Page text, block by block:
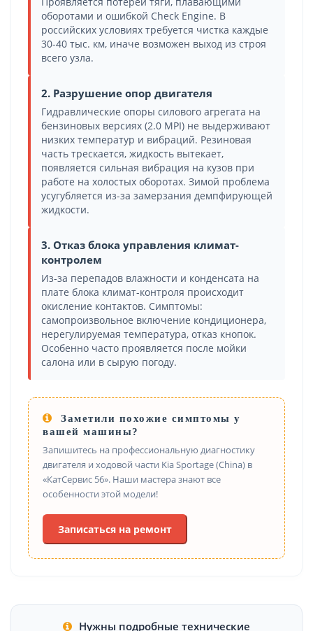
оборотами и ошибкой Check Engine. В
российских условиях требуется чистка каждые
30-40 тыс. км, иначе возможен выход из строя
всего узла.
2. Разрушение опор двигателя
Гидравлические опоры силового агрегата на
бензиновых версиях (2.0 MPI) не выдерживают
низких температур и вибраций. Резиновая
часть трескается, жидкость вытекает,
появляется сильная вибрация на кузов при
работе на холостых оборотах. Зимой проблема
усугубляется из-за замерзания демпфирующей
жидкости.
3. Отказ блока управления климат-
контролем
Из-за перепадов влажности и конденсата на
плате блока климат-контроля происходит
окисление контактов. Симптомы:
самопроизвольное включение кондиционера,
нерегулируемая температура, отказ кнопок.
Особенно часто проявляется после мойки
салона или в сырую погоду.
Заметили похожие симптомы у
вашей машины?
Запишитесь на профессиональную диагностику
двигателя и ходовой части Kia Sportage (China) в
«КатСервис 56». Наши мастера знают все
особенности этой модели!
Записаться на ремонт
Нужны подробные технические